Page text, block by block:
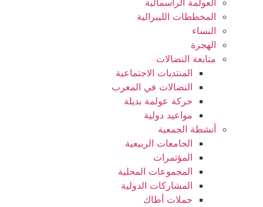
العولمة الرأسمالية
المخططات الليبرالية
النساء
الهجرة
متابعة النضالات
المنتديات الاجتماعية
النضالات في المغرب
حركة عولمة بديلة
مواعيد دولية
أنشطة الجمعية
الجامعات الربيعية
المؤتمرات
المجموعات المحلية
المشاركات الدولية
حملات أطاك